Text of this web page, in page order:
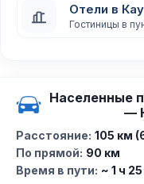
Отели в
Гостиницы в
Населенные
—
Расстояние: 105 км
По прямой: 90 км
Время в пути: ~ 1 ч